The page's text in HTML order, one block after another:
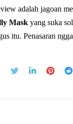
adalah jagoan
Mask yang suka
itu. Penasaran